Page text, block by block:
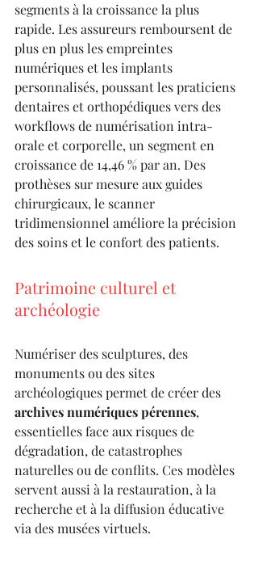
segments à la croissance la plus
rapide. Les assureurs remboursent de
plus en plus les empreintes
numériques et les implants
personnalisés, poussant les praticiens
dentaires et orthopédiques vers des
workflows de numérisation intra-
orale et corporelle, un segment en
croissance de 14,46 % par an. Des
prothèses sur mesure aux guides
chirurgicaux, le scanner
tridimensionnel améliore la précision
des soins et le confort des patients.
Patrimoine culturel et
archéologie
Numériser des sculptures, des
monuments ou des sites
archéologiques permet de créer des
archives numériques pérennes,
essentielles face aux risques de
dégradation, de catastrophes
naturelles ou de conflits. Ces modèles
servent aussi à la restauration, à la
recherche et à la diffusion éducative
via des musées virtuels.